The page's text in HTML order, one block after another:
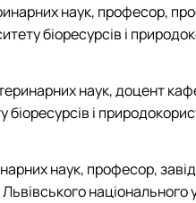
наук, професор,
біоресурсів і
наук, доцент
і
наук, професор,